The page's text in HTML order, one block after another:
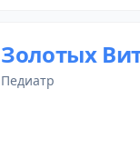
Золотых
педиатр